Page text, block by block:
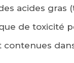
acides gras
de toxicité
contenues